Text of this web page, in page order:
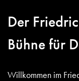
Der
Bühne für
Willkommen im